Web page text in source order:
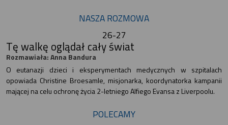
NASZA ROZMOWA
26-27
Tę walkę oglądał cały świat
Rozmawiała: Anna Bandura
O eutanazji dzieci i eksperymentach medycznych w szpitalach
opowiada Christine Broesamle, misjonarka, koordynatorka kampanii
mającej na celu ochronę życia 2-letniego Alfiego Evansa z Liverpoolu.
POLECAMY